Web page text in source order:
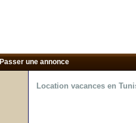
Passer une annonce
Location vacances en